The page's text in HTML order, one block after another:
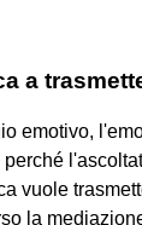
a
emotivo,
vuole
la